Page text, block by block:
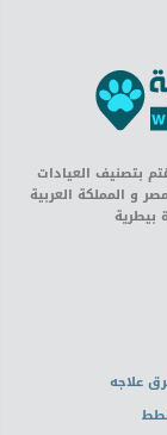
بتصنيف العيادات
و المملكة العربية
بيطرية
علاجه